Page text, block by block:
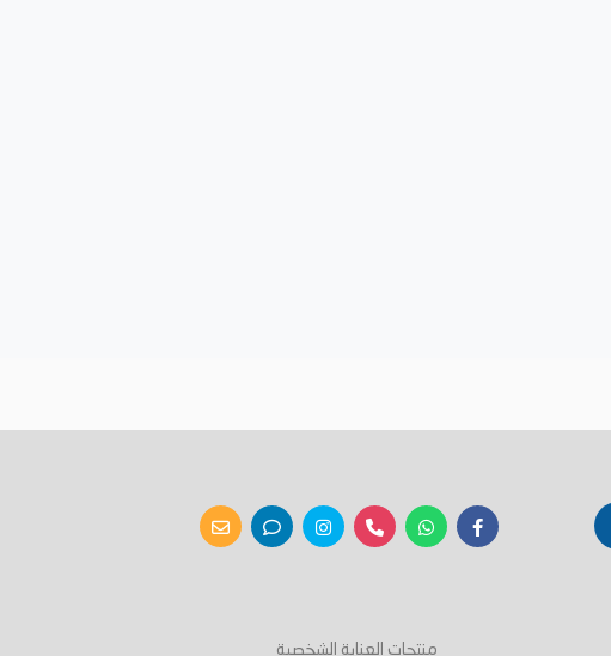
منتجات العناية الشخصية